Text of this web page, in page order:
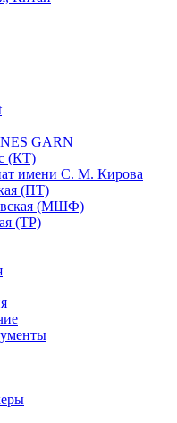
GARN
(КТ)
имени С. М. Кирова
(ПТ)
(МШФ)
(ТР)